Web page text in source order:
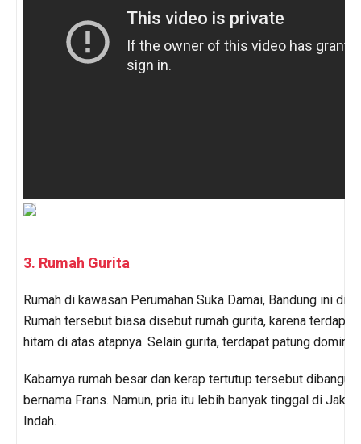
3. Rumah Gurita
Rumah di kawasan Perumahan Suka Damai, Bandung ini
Rumah tersebut biasa disebut rumah gurita, karena
hitam di atas atapnya. Selain gurita, terdapat patung domino.
Kabarnya rumah besar dan kerap tertutup tersebut
bernama Frans. Namun, pria itu lebih banyak tinggal di
Indah.